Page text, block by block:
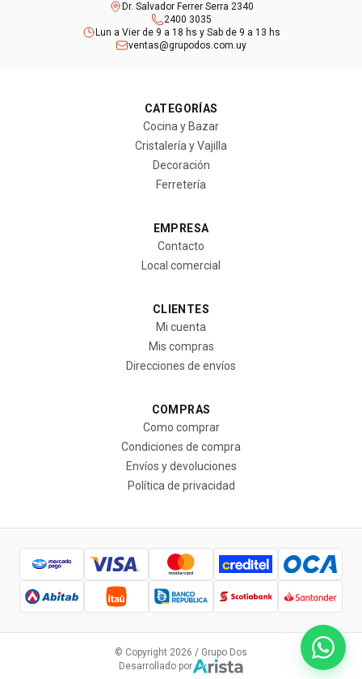
Dr. Salvador Ferrer Serra 2340
2400 3035
Lun a Vier de 9 a 18 hs y Sab de 9 a 13 hs
ventas@grupodos.com.uy
CATEGORÍAS
Cocina y Bazar
Cristalería y Vajilla
Decoración
Ferretería
EMPRESA
Contacto
Local comercial
CLIENTES
Mi cuenta
Mis compras
Direcciones de envíos
COMPRAS
Como comprar
Condiciones de compra
Envíos y devoluciones
Política de privacidad
© Copyright 2026 / Grupo Dos
Desarrollado por